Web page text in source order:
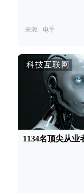
来源: 电手
科技互联网
1134名顶尖从